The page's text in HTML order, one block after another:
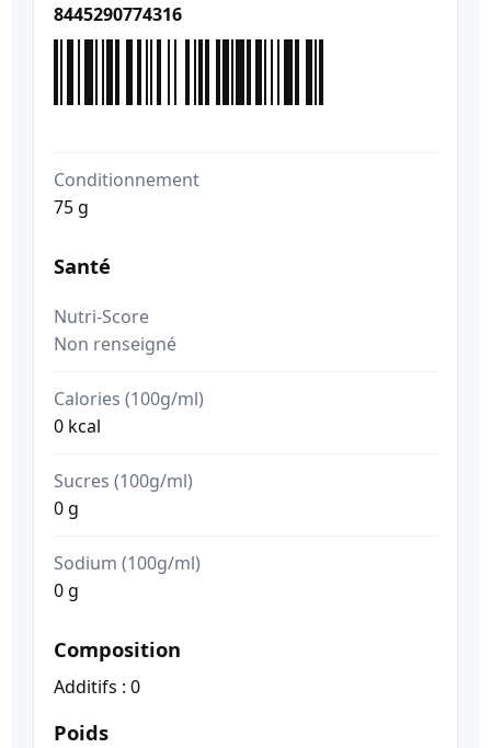
8445290774316
Conditionnement
75 g
Santé
Nutri-Score
Non renseigné
Calories (100g/ml)
0 kcal
Sucres (100g/ml)
0 g
Sodium (100g/ml)
0 g
Composition
Additifs : 0
Poids